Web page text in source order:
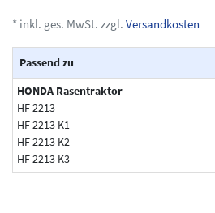
* inkl. ges. MwSt. zzgl. Versandkosten
Passend zu
HONDA Rasentraktor
HF 2213
HF 2213 K1
HF 2213 K2
HF 2213 K3